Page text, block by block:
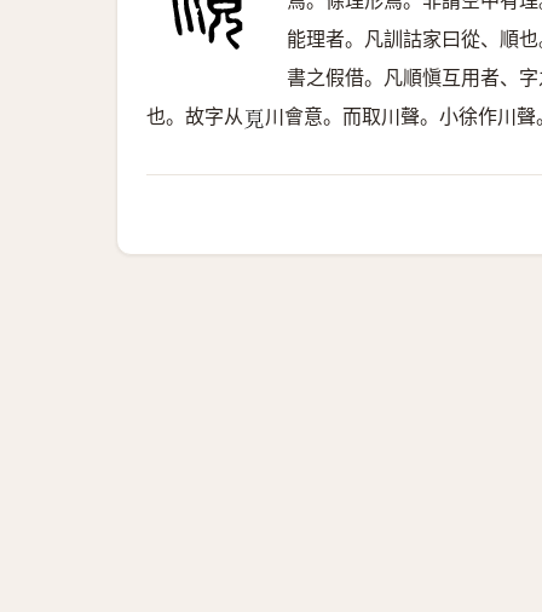
能理者。凡訓詁家曰從、順
書之假借。凡順愼互用者、字
也。故字从𩑋 川會意。而取川聲。小徐作川